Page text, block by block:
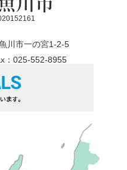
川市一の宮1-2-5
：025-552-8955